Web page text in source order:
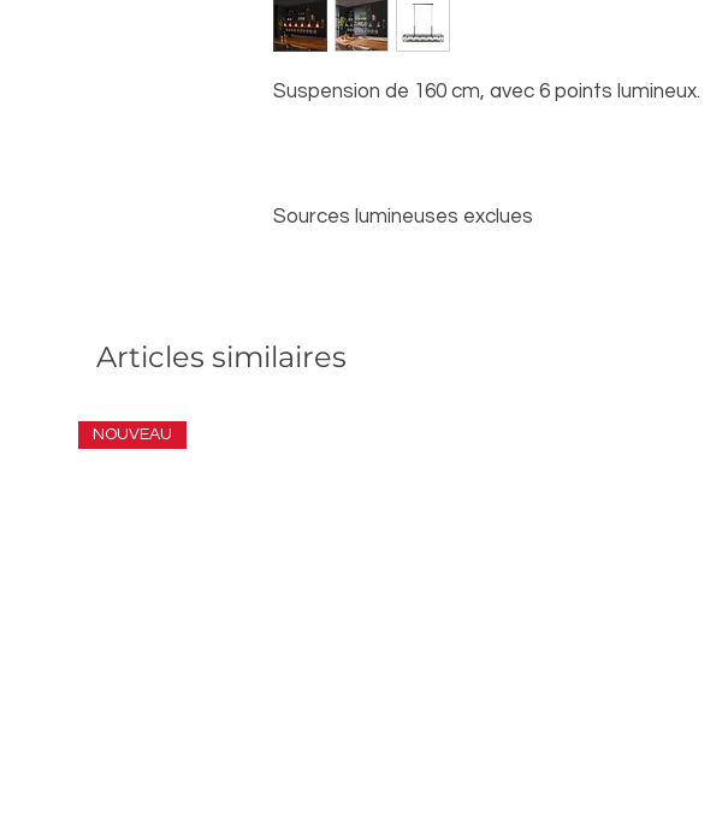
Suspension de 160 cm, avec 6 points lumineux.
Sources lumineuses exclues
Articles similaires
NOUVEAU